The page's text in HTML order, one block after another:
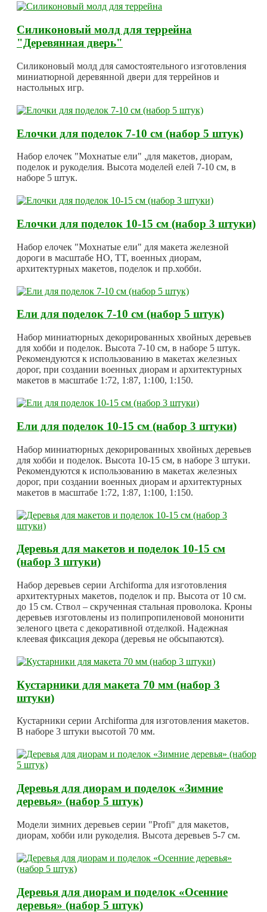
Силиконовый молд для террейна
"Деревянная дверь"
Силиконовый молд для самостоятельного изготовления
миниатюрной деревянной двери для террейнов и
настольных игр.
Елочки для поделок 7-10 см (набор 5 штук)
Набор елочек "Мохнатые ели" ,для макетов, диорам,
поделок и рукоделия. Высота моделей елей 7-10 см, в
наборе 5 штук.
Елочки для поделок 10-15 см (набор 3 штуки)
Набор елочек "Мохнатые ели" для макета железной
дороги в масштабе HO, TT, военных диорам,
архитектурных макетов, поделок и пр.хобби.
Ели для поделок 7-10 см (набор 5 штук)
Набор миниатюрных декорированных хвойных деревьев
для хобби и поделок. Высота 7-10 см, в наборе 5 штук.
Рекомендуются к использованию в макетах железных
дорог, при создании военных диорам и архитектурных
макетов в масштабе 1:72, 1:87, 1:100, 1:150.
Ели для поделок 10-15 см (набор 3 штуки)
Набор миниатюрных декорированных хвойных деревьев
для хобби и поделок. Высота 10-15 см, в наборе 3 штуки.
Рекомендуются к использованию в макетах железных
дорог, при создании военных диорам и архитектурных
макетов в масштабе 1:72, 1:87, 1:100, 1:150.
Деревья для макетов и поделок 10-15 см
(набор 3 штуки)
Набор деревьев серии Archiforma для изготовления
архитектурных макетов, поделок и пр. Высота от 10 см.
до 15 см. Ствол – скрученная стальная проволока. Кроны
деревьев изготовлены из полипропиленовой мононити
зеленого цвета с декоративной отделкой. Надежная
клеевая фиксация декора (деревья не обсыпаются).
Кустарники для макета 70 мм (набор 3
штуки)
Кустарники серии Archiforma для изготовления макетов.
В наборе 3 штуки высотой 70 мм.
Деревья для диорам и поделок «Зимние
деревья» (набор 5 штук)
Модели зимних деревьев серии "Profi" для макетов,
диорам, хобби или рукоделия. Высота деревьев 5-7 см.
Деревья для диорам и поделок «Осенние
деревья» (набор 5 штук)